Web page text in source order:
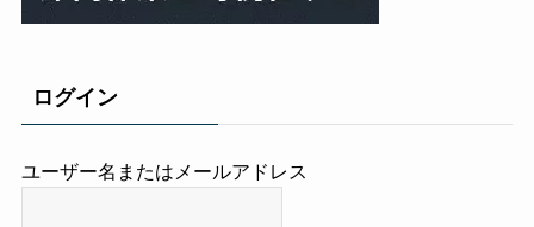
ログイン
ユーザー名またはメールアドレス